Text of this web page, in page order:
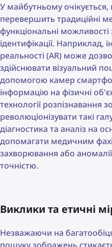
У майбутньому
перевершить традиційні
функціональні
ідентифікації. Наприклад,
реальності (AR) може
здійснювати візуальний
допомогою камер
інформацію на фізичні
технології розпізнавання
революціонізувати такі
діагностика та аналіз на
допомагати медичним
захворювання або
точністю.
Виклики та етичні
Незважаючи на